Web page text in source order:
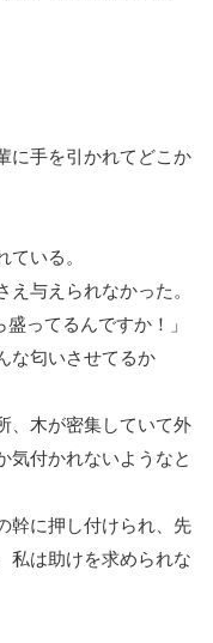
に手を引かれてどこか
いる。
与えられなかった。
ってるんですか！」
な匂いさせてるか
、木が密集していて外
気付かれないようなと
幹に押し付けられ、先
私は助けを求められな